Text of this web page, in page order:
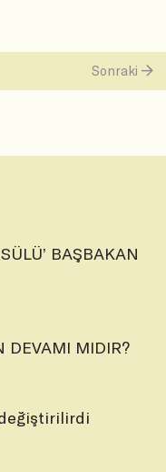
Sonraki
BAŞBAKAN
DEVAMI MIDIR?